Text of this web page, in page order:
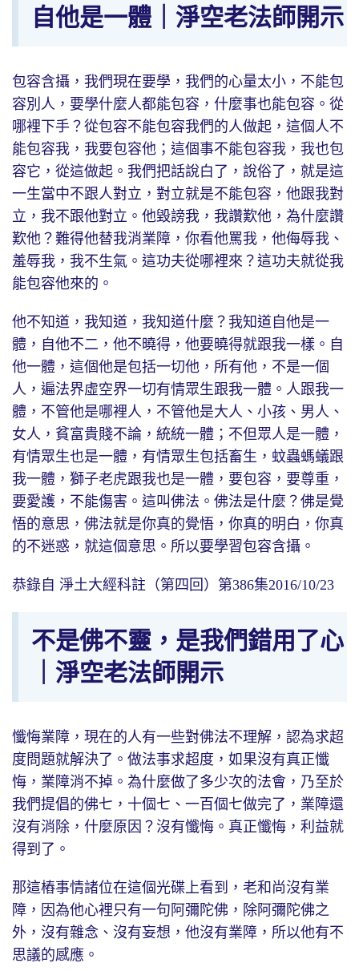
自他是一體｜淨空老法師開示
包容含攝，我們現在要學，我們的心量太小，不能包
容別人，要學什麼人都能包容，什麼事也能包容。從
哪裡下手？從包容不能包容我們的人做起，這個人不
能包容我，我要包容他；這個事不能包容我，我也包
容它，從這做起。我們把話說白了，說俗了，就是這
一生當中不跟人對立，對立就是不能包容，他跟我對
立，我不跟他對立。他毀謗我，我讚歎他，為什麼讚
歎他？難得他替我消業障，你看他罵我，他侮辱我、
羞辱我，我不生氣。這功夫從哪裡來？這功夫就從我
能包容他來的。
他不知道，我知道，我知道什麼？我知道自他是一
體，自他不二，他不曉得，他要曉得就跟我一樣。自
他一體，這個他是包括一切他，所有他，不是一個
人，遍法界虛空界一切有情眾生跟我一體。人跟我一
體，不管他是哪裡人，不管他是大人、小孩、男人、
女人，貧富貴賤不論，統統一體；不但眾人是一體，
有情眾生也是一體，有情眾生包括畜生，蚊蟲螞蟻跟
我一體，獅子老虎跟我也是一體，要包容，要尊重，
要愛護，不能傷害。這叫佛法。佛法是什麼？佛是覺
悟的意思，佛法就是你真的覺悟，你真的明白，你真
的不迷惑，就這個意思。所以要學習包容含攝。
恭錄自 淨土大經科註（第四回）第386集2016/10/23
不是佛不靈，是我們錯用了心
｜淨空老法師開示
懺悔業障，現在的人有一些對佛法不理解，認為求超
度問題就解決了。做法事求超度，如果沒有真正懺
悔，業障消不掉。為什麼做了多少次的法會，乃至於
我們提倡的佛七，十個七、一百個七做完了，業障還
沒有消除，什麼原因？沒有懺悔。真正懺悔，利益就
得到了。
那這樁事情諸位在這個光碟上看到，老和尚沒有業
障，因為他心裡只有一句阿彌陀佛，除阿彌陀佛之
外，沒有雜念、沒有妄想，他沒有業障，所以他有不
思議的感應。